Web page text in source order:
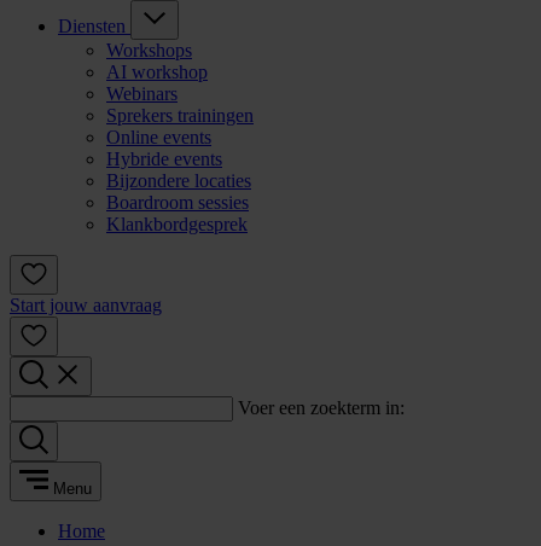
Diensten
Workshops
AI workshop
Webinars
Sprekers trainingen
Online events
Hybride events
Bijzondere locaties
Boardroom sessies
Klankbordgesprek
Start jouw aanvraag
Voer een zoekterm in:
Menu
Home